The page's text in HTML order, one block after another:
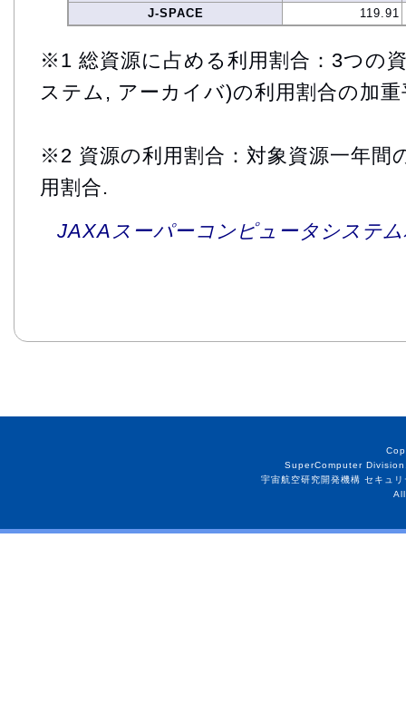
J-SPACE
119.91
※1 総資源に占める利用割合：3つの
ステム, アーカイバ)の利用割合の加重
※2 資源の利用割合：対象資源一年間
用割合.
JAXAスーパーコンピュータシステ
SuperComputer
宇宙航空研究開発機構 セキュ